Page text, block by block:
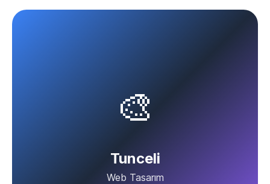
🎨
Tunceli
Web Tasarım